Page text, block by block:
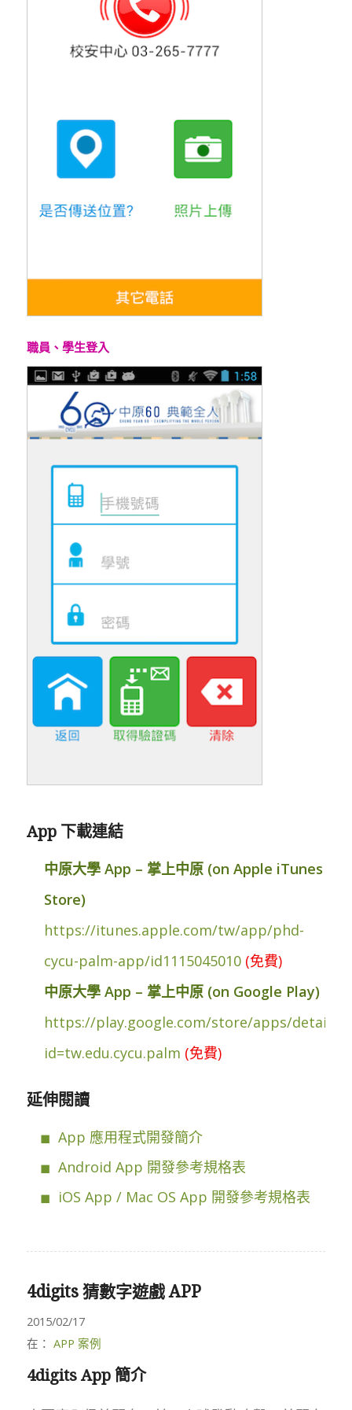
職員、學生登入
App 下載連結
中原大學 App – 掌上中原 (on Apple iTunes
Store)
https://itunes.apple.com/tw/app/phd-
cycu-palm-app/id1115045010 (免費)
中原大學 App – 掌上中原 (on Google Play)
https://play.google.com/store/apps/details?
id=tw.edu.cycu.palm (免費)
延伸閱讀
App 應用程式開發簡介
Android App 開發參考規格表
iOS App / Mac OS App 開發參考規格表
4digits 猜數字遊戲 APP
2015/02/17
在： APP 案例
4digits App 簡介